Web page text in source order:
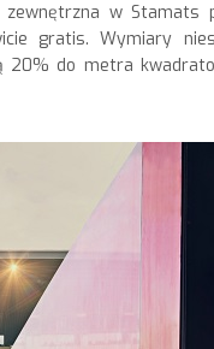
w Stamats
gratis. Wymiary
20% do metra